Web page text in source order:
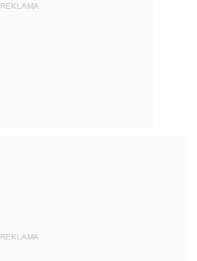
REKLAMA
REKLAMA